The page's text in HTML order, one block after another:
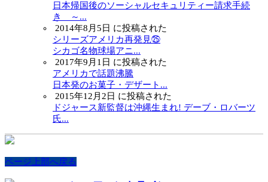
日本帰国後のソーシャルセキュリティー請求手続
き ～...
2014年8月5日 に投稿された
シリーズアメリカ再発見㉕
シカゴ名物球場アニ...
2017年9月1日 に投稿された
アメリカで話題沸騰
日本発のお菓子・デザート...
2015年12月2日 に投稿された
ドジャース新監督は沖縄生まれ! デーブ・ロバーツ
氏...
ページ上部へ戻る